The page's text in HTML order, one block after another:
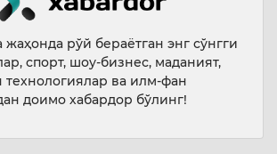
жаҳонда рўй бераётган энг сўнгги
спорт, шоу-бизнес, маданият,
ва илм-фан
доимо хабардор бўлинг!